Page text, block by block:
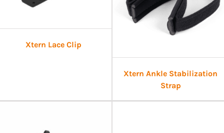
Xtern Lace Clip
Xtern Ankle Stabilization
Strap